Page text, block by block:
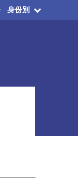
身份別